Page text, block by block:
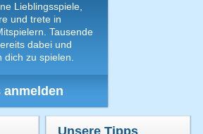
Lieblingsspiele,
und trete in
Tausende
dabei und
zu spielen.